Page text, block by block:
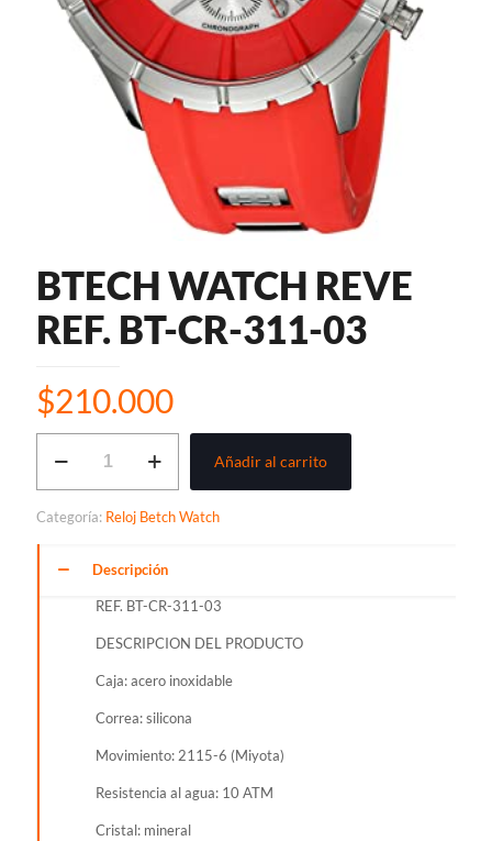
BTECH WATCH REVE
REF. BT-CR-311-03
$210.000
WATCH
BT-
CR-
311-
Añadir al carrito
Categoría: Reloj Betch Watch
Descripción
REF. BT-CR-311-03
DESCRIPCION DEL PRODUCTO
Caja: acero inoxidable
Correa: silicona
Movimiento: 2115-6 (Miyota)
Resistencia al agua: 10 ATM
Cristal: mineral